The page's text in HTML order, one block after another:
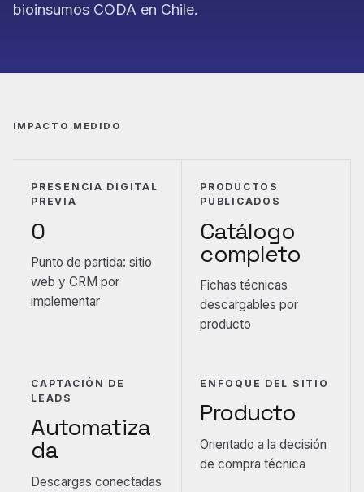
bioinsumos CODA en Chile.
IMPACTO MEDIDO
PRESENCIA DIGITAL
PREVIA
0
Punto de partida: sitio
web y CRM por
implementar
PRODUCTOS
PUBLICADOS
Catálogo
completo
Fichas técnicas
descargables por
producto
CAPTACIÓN DE
LEADS
Automatiza
da
Descargas conectadas
ENFOQUE DEL SITIO
Producto
Orientado a la decisión
de compra técnica